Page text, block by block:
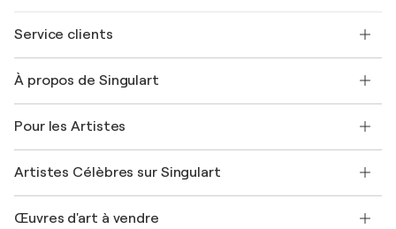
Service clients
Expédition
Offrir une carte cadeau
Rejoignez notre programme commercial
Mon compte
+33 1 76 44 06 42
À propos de Singulart
FAQ
Magazine Singulart
Emplois
Découvrez une sélection d'art original
Pour les Artistes
Se connecter en tant qu'Artiste
Artistes Célèbres sur Singulart
Marc Chagall
Œuvres d'art à vendre